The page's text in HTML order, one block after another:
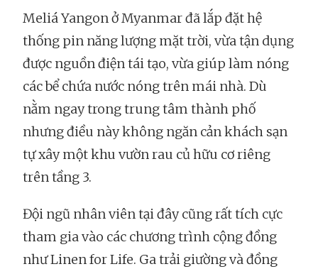
Meliá Yangon ở Myanmar đã lắp đặt hệ
thống pin năng lượng mặt trời, vừa tận dụng
được nguồn điện tái tạo, vừa giúp làm nóng
các bể chứa nước nóng trên mái nhà. Dù
nằm ngay trong trung tâm thành phố
nhưng điều này không ngăn cản khách sạn
tự xây một khu vườn rau củ hữu cơ riêng
trên tầng 3.
Đội ngũ nhân viên tại đây cũng rất tích cực
tham gia vào các chương trình cộng đồng
như Linen for Life. Ga trải giường và đồng